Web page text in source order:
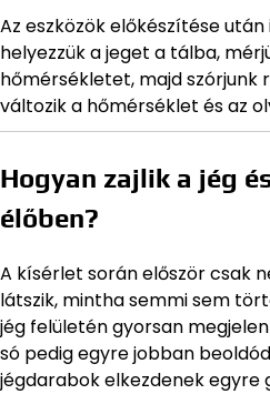
Az eszközök előkészítése
helyezzük a jeget a tálba,
hőmérsékletet, majd szórjunk
változik a hőmérséklet és az
Hogyan zajlik a jég
élőben?
A kísérlet során először csak
látszik, mintha semmi sem
jég felületén gyorsan
só pedig egyre jobban
jégdarabok elkezdenek egyre